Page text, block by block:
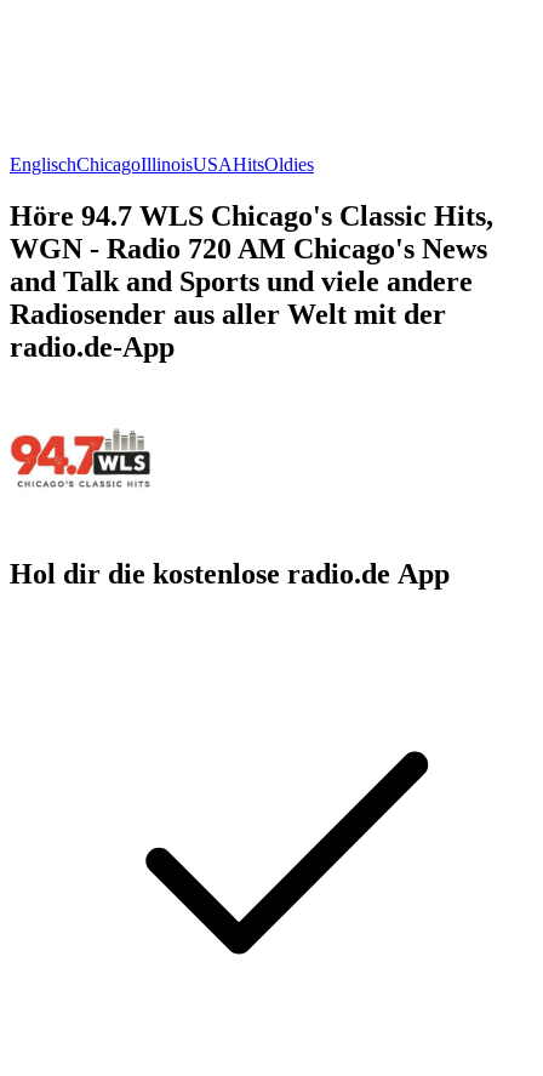
EnglischChicagoIllinoisUSAHitsOldies
Höre 94.7 WLS Chicago's Classic Hits,
WGN - Radio 720 AM Chicago's News
and Talk and Sports und viele andere
Radiosender aus aller Welt mit der
radio.de-App
Hol dir die kostenlose radio.de App